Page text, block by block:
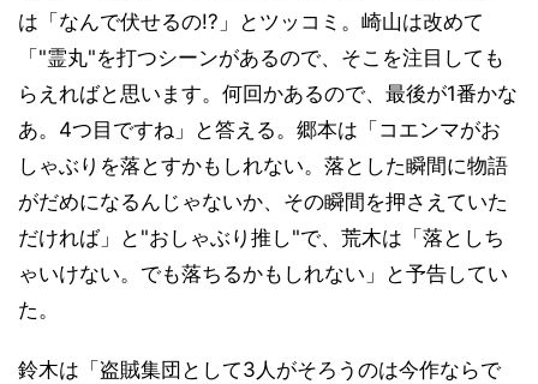
は「なんで伏せるの!?」とツッコミ。崎山は改めて
「"霊丸"を打つシーンがあるので、そこを注目しても
らえればと思います。何回かあるので、最後が1番かな
あ。4つ目ですね」と答える。郷本は「コエンマがお
しゃぶりを落とすかもしれない。落とした瞬間に物語
がだめになるんじゃないか、その瞬間を押さえていた
だければ」と"おしゃぶり推し"で、荒木は「落としち
ゃいけない。でも落ちるかもしれない」と予告してい
た。
鈴木は「盗賊集団として3人がそろうのは今作ならで